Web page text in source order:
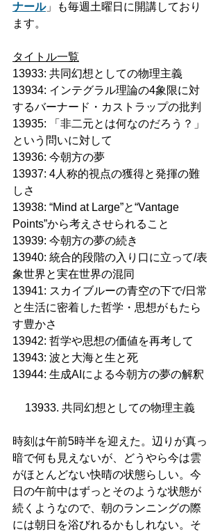
ナール」も毎週土曜日に開講しており
ます。
タイトル一覧
13933: 共同幻想としての物理主義
13934: インテグラル理論の4象限に対
するバーナード・カストラップの批判
13935: 「非二元とは何なのだろう？」
という問いに対して
13936: 今朝方の夢
13937: 4人称的視点の獲得と発揮の難
しさ
13938: “Mind at Large”と“Vantage
Points”から考えさせられること
13939: 今朝方の夢の続き
13940: 統合的段階の入り口に立って/表
象世界と実在世界の混同
13941: スカイブルーの青空の下で/日常
と生活に密着した哲学・思想がもたら
す豊かさ
13942: 哲学や思想の価値を再考して
13943: 波と大海と生と死
13944: 生成AIによる今朝方の夢の解釈
13933. 共同幻想としての物理主義
時刻は午前5時半を迎えた。辺りが真っ
暗で何も見えないが、どうやら今は雲
がほとんどない快晴の状態らしい。今
日の午前中はずっとそのような状態が
続くようなので、朝のランニングの際
には朝日を浴びれるかもしれない。そ